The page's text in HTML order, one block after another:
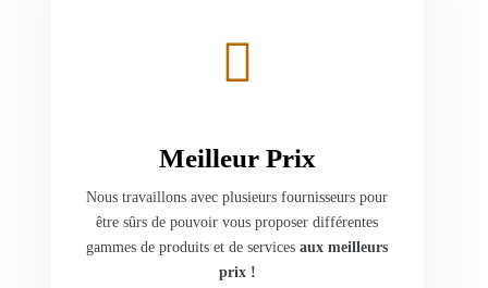
Meilleur Prix
Nous travaillons avec plusieurs fournisseurs pour
être sûrs de pouvoir vous proposer différentes
gammes de produits et de servicesaux meilleurs
prix !